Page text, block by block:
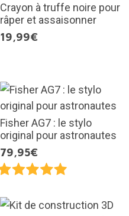
Crayon à truffe noire pour
râper et assaisonner
19,99€
Fisher AG7 : le stylo
original pour astronautes
79,95€